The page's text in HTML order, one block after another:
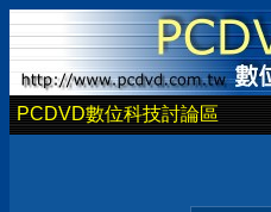
PCDVD數位科技討論區